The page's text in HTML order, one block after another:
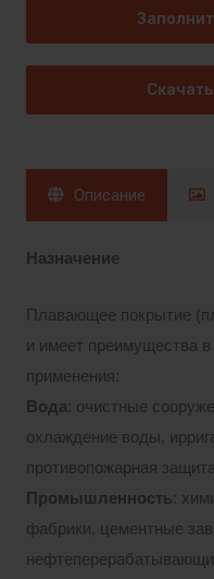
Описание
Назначение
Плавающее покрытие
и имеет преимущества
применения:
Вода : очистные
охлаждение воды,
противопожарная
Промышленность :
фабрики, цементные